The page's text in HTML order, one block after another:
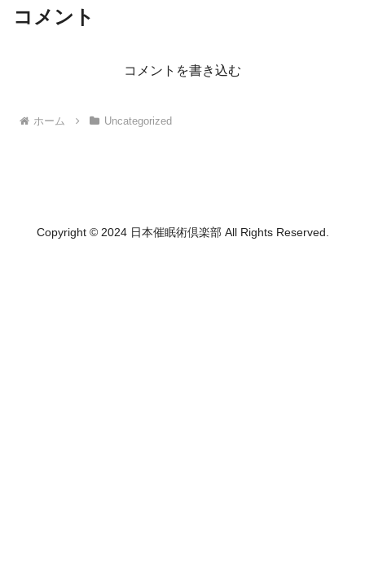
コメント
コメントを書き込む
ホーム Uncategorized
Copyright © 2024 日本催眠術倶楽部 All Rights Reserved.